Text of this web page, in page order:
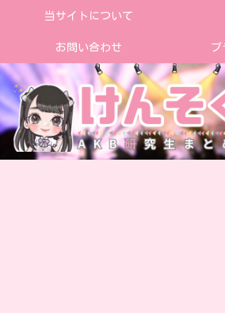
当サイトについて
お問い合わせ プ